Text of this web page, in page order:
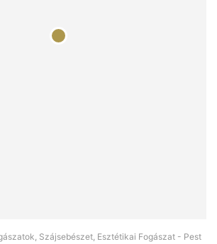
Szájsebészet, Esztétikai Fogászat - Pest